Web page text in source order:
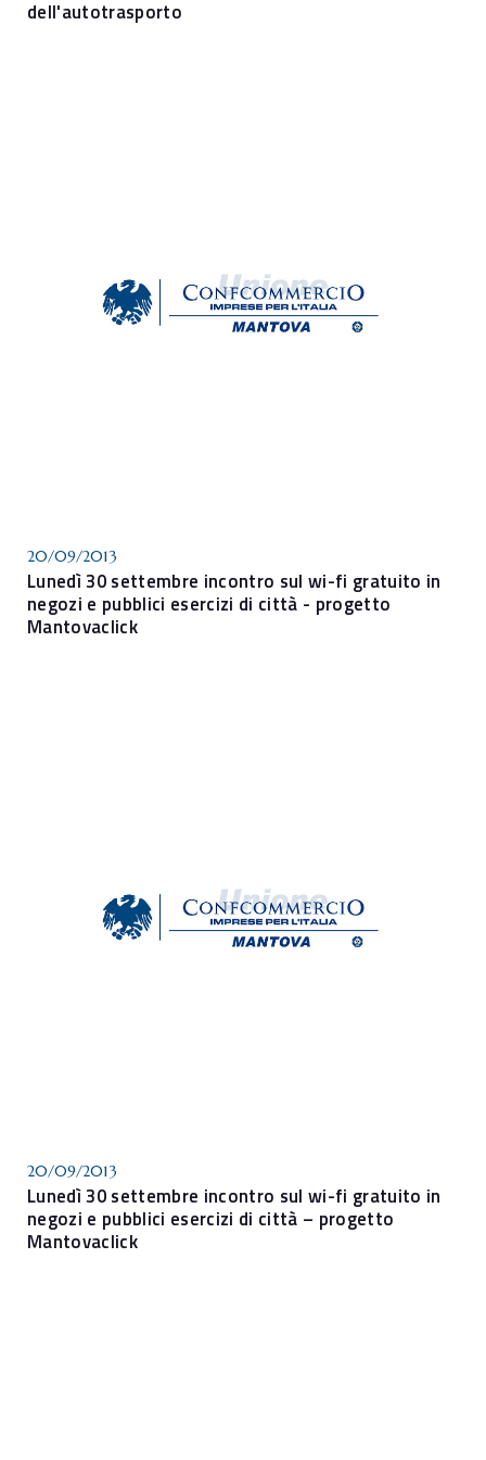
dell'autotrasporto
20/09/2013
Lunedì 30 settembre incontro sul wi-fi gratuito in
negozi e pubblici esercizi di città - progetto
Mantovaclick
20/09/2013
Lunedì 30 settembre incontro sul wi-fi gratuito in
negozi e pubblici esercizi di città – progetto
Mantovaclick